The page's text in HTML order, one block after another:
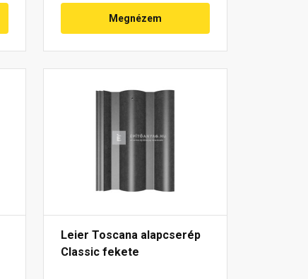
Megnézem
Leier Toscana alapcserép
Classic fekete